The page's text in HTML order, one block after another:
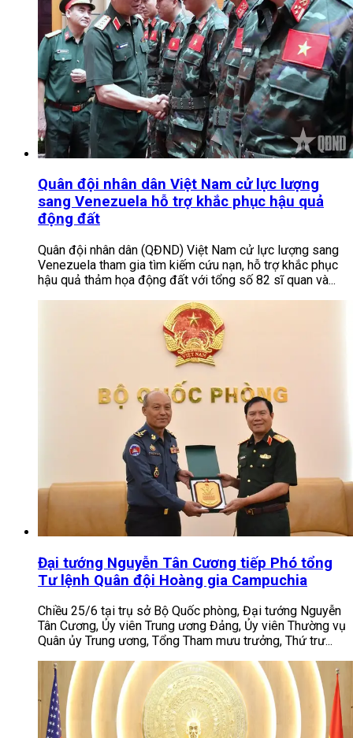
Quân đội nhân dân Việt Nam cử lực lượng
sang Venezuela hỗ trợ khắc phục hậu quả
động đất
Quân đội nhân dân (QĐND) Việt Nam cử lực lượng sang
Venezuela tham gia tìm kiếm cứu nạn, hỗ trợ khắc phục
hậu quả thảm họa động đất với tổng số 82 sĩ quan và...
Đại tướng Nguyễn Tân Cương tiếp Phó tổng
Tư lệnh Quân đội Hoàng gia Campuchia
Chiều 25/6 tại trụ sở Bộ Quốc phòng, Đại tướng Nguyễn
Tân Cương, Ủy viên Trung ương Đảng, Ủy viên Thường vụ
Quân ủy Trung ương, Tổng Tham mưu trưởng, Thứ trư...